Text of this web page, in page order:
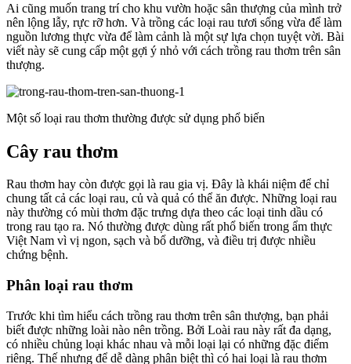
Ai cũng muốn trang trí cho khu vườn hoặc sân thượng của mình trở
nên lộng lẫy, rực rỡ hơn. Và trồng các loại rau tươi sống vừa để làm
nguồn lương thực vừa để làm cảnh là một sự lựa chọn tuyệt vời. Bài
viết này sẽ cung cấp một gợi ý nhỏ với cách trồng rau thơm trên sân
thượng.
Một số loại rau thơm thường được sử dụng phổ biến
Cây rau thơm
Rau thơm hay còn được gọi là rau gia vị. Đây là khái niệm để chỉ
chung tất cả các loại rau, củ và quả có thể ăn được. Những loại rau
này thường có mùi thơm đặc trưng dựa theo các loại tinh dầu có
trong rau tạo ra. Nó thường được dùng rất phổ biến trong ẩm thực
Việt Nam vì vị ngon, sạch và bổ dưỡng, và điều trị được nhiều
chứng bệnh.
Phân loại rau thơm
Trước khi tìm hiểu cách trồng rau thơm trên sân thượng, bạn phải
biết được những loài nào nên trồng. Bởi Loài rau này rất đa dạng,
có nhiều chủng loại khác nhau và mỗi loại lại có những đặc điểm
riêng. Thế nhưng để dễ dàng phân biệt thì có hai loại là rau thơm